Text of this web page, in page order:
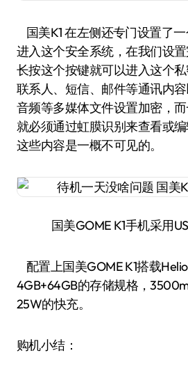
国美K1 在左侧还专门设置了
进入这个安全系统，在我们设
长按这个按键就可以进入这个
联系人、短信、邮件等通讯内容
音频等多媒体文件设置加密，
就必须通过虹膜识别来查看或
这些内容是一概不可见的。
国美GOME K1手机采用
配置上国美GOME K1搭载
4GB+64GB的存储规格，
25W的快充。
购机小结：